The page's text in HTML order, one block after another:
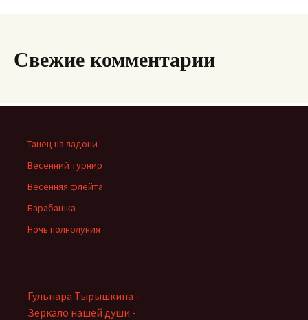
Свежие комментарии
Танец на ладони
Весенний турнир
Весенняя флейта
Барабашка
Ночь полнолуния
Гульнара Тырышкина -
Зеркало нашей души -